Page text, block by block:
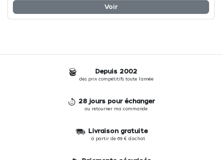
Voir
Depuis 2002
des prix compétitifs toute l'année
28 jours pour échanger
ou retourner ma commande
Livraison gratuite
à partir de 69 € d'achat